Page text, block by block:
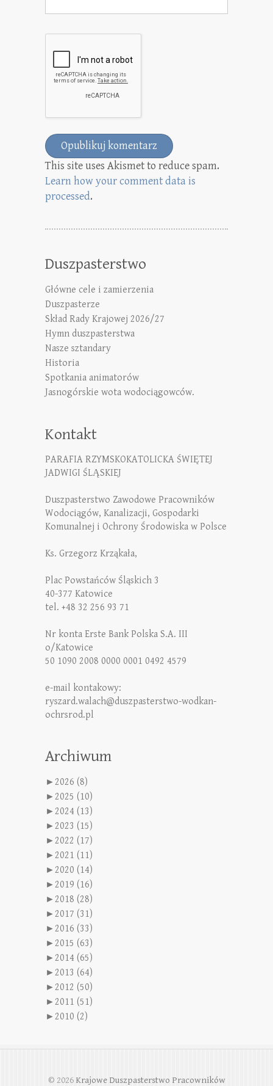
This site uses Akismet to reduce spam.
Learn how your comment data is
processed.
Duszpasterstwo
Główne cele i zamierzenia
Duszpasterze
Skład Rady Krajowej 2026/27
Hymn duszpasterstwa
Nasze sztandary
Historia
Spotkania animatorów
Jasnogórskie wota wodociągowców.
Kontakt
PARAFIA RZYMSKOKATOLICKA ŚWIĘTEJ
JADWIGI ŚLĄSKIEJ
Duszpasterstwo Zawodowe Pracowników
Wodociągów, Kanalizacji, Gospodarki
Komunalnej i Ochrony Środowiska w Polsce
Ks. Grzegorz Krząkała,
Plac Powstańców Śląskich 3
40-377 Katowice
tel. +48 32 256 93 71
Nr konta Erste Bank Polska S.A. III
o/Katowice
50 1090 2008 0000 0001 0492 4579
e-mail kontakowy:
ryszard.walach@duszpasterstwo-wodkan-
ochrsrod.pl
Archiwum
►2026 (8)
►2025 (10)
►2024 (13)
►2023 (15)
►2022 (17)
►2021 (11)
►2020 (14)
►2019 (16)
►2018 (28)
►2017 (31)
►2016 (33)
►2015 (63)
►2014 (65)
►2013 (64)
►2012 (50)
►2011 (51)
►2010 (2)
© 2026 Krajowe Duszpasterstwo Pracowników